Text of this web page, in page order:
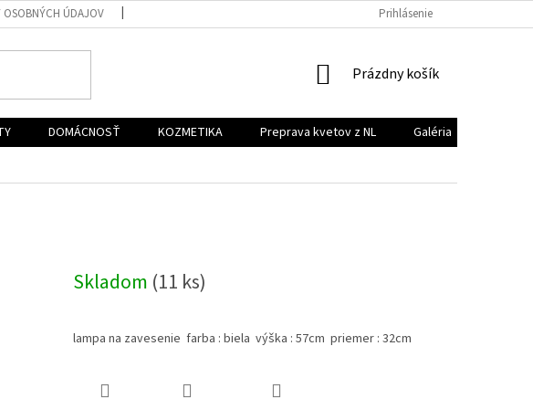
ÚDAJOV KONTAKT
Prihlásenie
NÁKUPNÝ
Prázdny košík
DOMÁCNOSŤ KOZMETIKA Preprava kvetov z NL Galéria
Skladom (11 ks)
lampa na zavesenie farba : biela výška : 57cm priemer : 32cm